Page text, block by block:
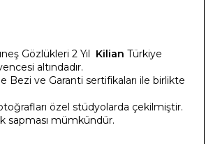
Gözlükleri 2 Yıl Kilian Türkiye
altındadır.
Bezi ve Garanti sertifikaları ile birlikte
özel stüdyolarda çekilmiştir.
sapması mümkündür.